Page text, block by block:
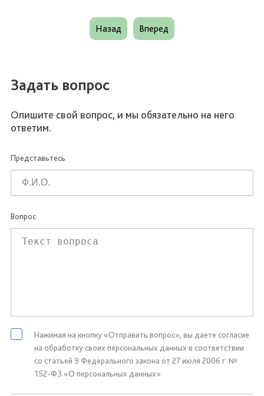
Назад Вперед
Задать вопрос
Опишите свой вопрос, и мы обязательно на него
ответим.
Представьтесь
Вопрос
Нажимая на кнопку «Отправить вопрос», вы даете согласие
на обработку своих персональных данных в соответствии
со статьей 9 Федерального закона от 27 июля 2006 г. №
152-ФЗ «О персональных данных»